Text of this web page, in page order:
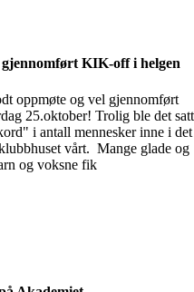
KIK-off i helgen
oppmøte og vel gjennomført
25.oktober! Trolig ble det satt
i antall mennesker inne i det
vårt. Mange glade og
og voksne fik